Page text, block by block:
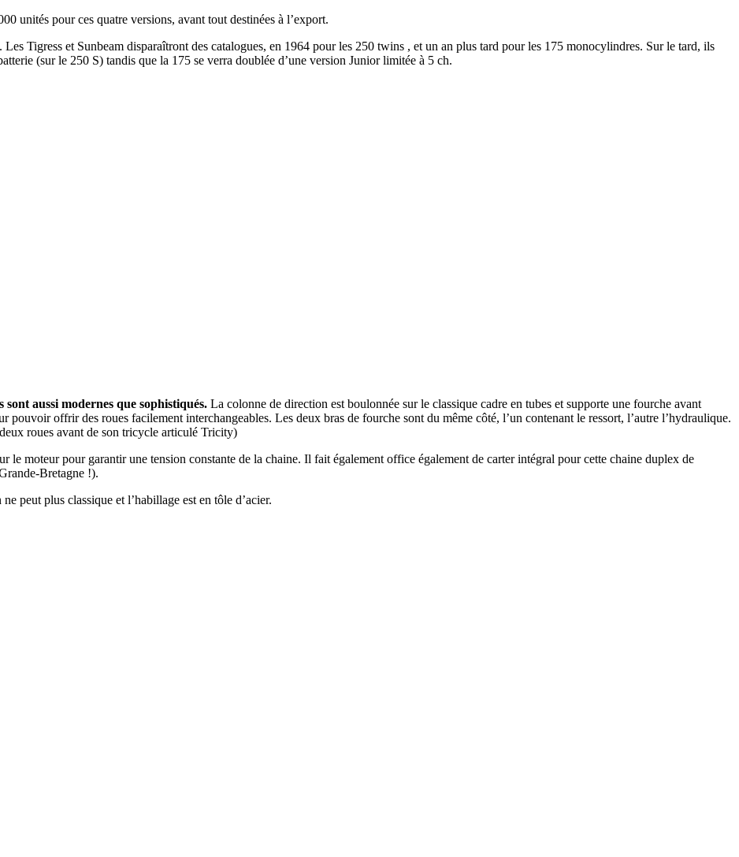
unités pour ces quatre versions, avant tout destinées à l’export.
Les Tigress et Sunbeam disparaîtront des catalogues, en 1964 pour les 250 twins , et un an plus tard pour les 175 monocylindres. Sur le tard, ils
(sur le 250 S) tandis que la 175 se verra doublée d’une version Junior limitée à 5 ch.
aussi modernes que sophistiqués. La colonne de direction est boulonnée sur le classique cadre en tubes et supporte une fourche avant
pouvoir offrir des roues facilement interchangeables. Les deux bras de fourche sont du même côté, l’un contenant le ressort, l’autre l’hydraulique.
roues avant de son tricycle articulé Tricity)
le moteur pour garantir une tension constante de la chaine. Il fait également office également de carter intégral pour cette chaine duplex de
Bretagne !).
peut plus classique et l’habillage est en tôle d’acier.